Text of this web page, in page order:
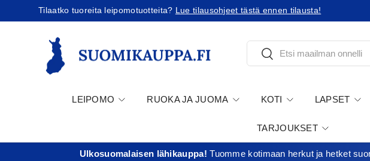
Jatka sisältöön
Tilaatko tuoreita leipomotuotteita? Lue tilausohjeet tästä ennen tilausta!
Etsi
LEIPOMO RUOKA JA JUOMA KOTI LAPSET
TARJOUKSET
Ulkosuomalaisen lähikauppa!Tuomme kotimaan herkut ja hetket